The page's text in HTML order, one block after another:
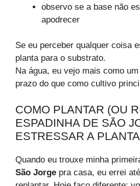
observo se a base não
apodrecer
Se eu perceber qualquer coisa
planta para o substrato.
Na água, eu vejo mais como
prazo do que como cultivo
COMO PLANTAR (OU
ESPADINHA DE SÃO
ESTRESSAR A PLANTA
Quando eu trouxe minha
São Jorge pra casa, eu errei